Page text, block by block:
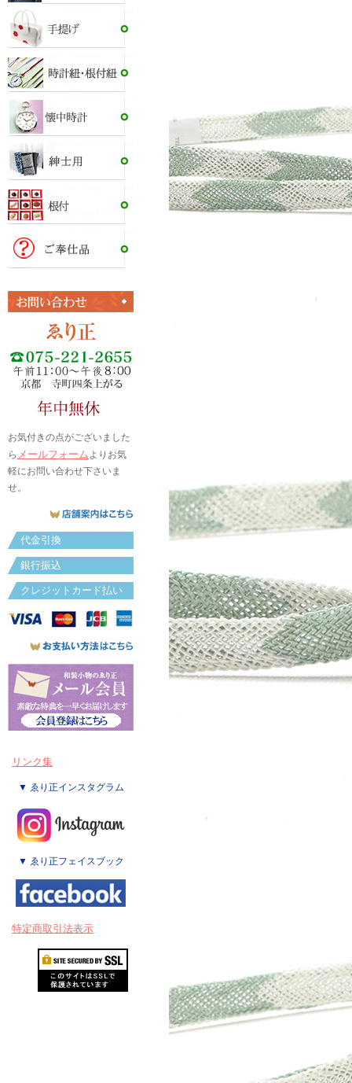
お気付きの点がございました
ら メールフォームよりお気
軽にお問い合わせ下さいま
せ。
代金引換
銀行振込
クレジットカード払い
リンク集
▼ ゑり正インスタグラム
▼ ゑり正フェイスブック
特定商取引法表示